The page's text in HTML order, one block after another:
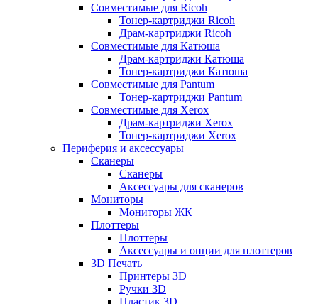
Совместимые для Ricoh
Тонер-картриджи Ricoh
Драм-картриджи Ricoh
Совместимые для Катюша
Драм-картриджи Катюша
Тонер-картриджи Катюша
Совместимые для Pantum
Тонер-картриджи Pantum
Совместимые для Xerox
Драм-картриджи Xerox
Тонер-картриджи Xerox
Периферия и аксессуары
Сканеры
Сканеры
Аксессуары для сканеров
Мониторы
Мониторы ЖК
Плоттеры
Плоттеры
Аксессуары и опции для плоттеров
3D Печать
Принтеры 3D
Ручки 3D
Пластик 3D